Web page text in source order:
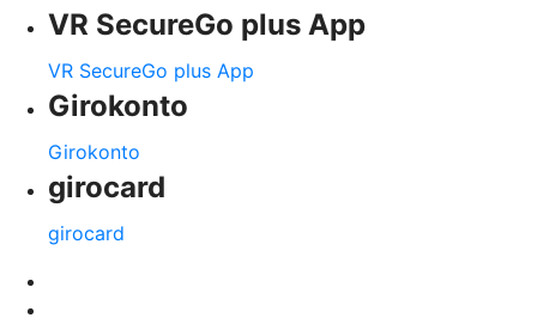
VR SecureGo plus App
VR SecureGo plus App
Girokonto
Girokonto
girocard
girocard